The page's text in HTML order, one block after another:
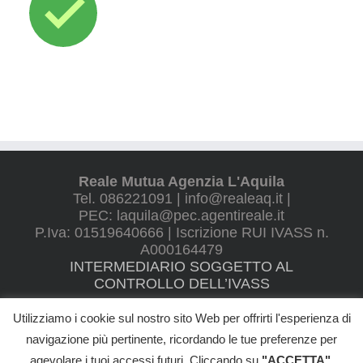
Reale Mutua Agenzia L'Aquila
Tel. 086221091 | info@realeaq.it |
PEC: laquila@pec.agentireale.it
P.Iva: 01519640666 | Iscrizione RUI IVASS n.
A000164479
INTERMEDIARIO SOGGETTO AL
CONTROLLO DELL’IVASS
Utilizziamo i cookie sul nostro sito Web per offrirti l'esperienza di
navigazione più pertinente, ricordando le tue preferenze per
agevolare i tuoi accessi futuri. Cliccando su "ACCETTA"